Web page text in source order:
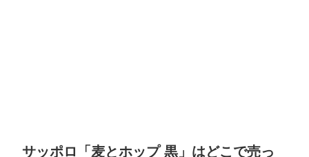
サッポロ「麦とホップ 黒」はどこで売っ